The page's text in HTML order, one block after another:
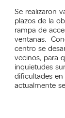
Se realizaron
plazos de la
rampa de
ventanas.
centro se
vecinos, para
inquietudes
dificultades
actualmente